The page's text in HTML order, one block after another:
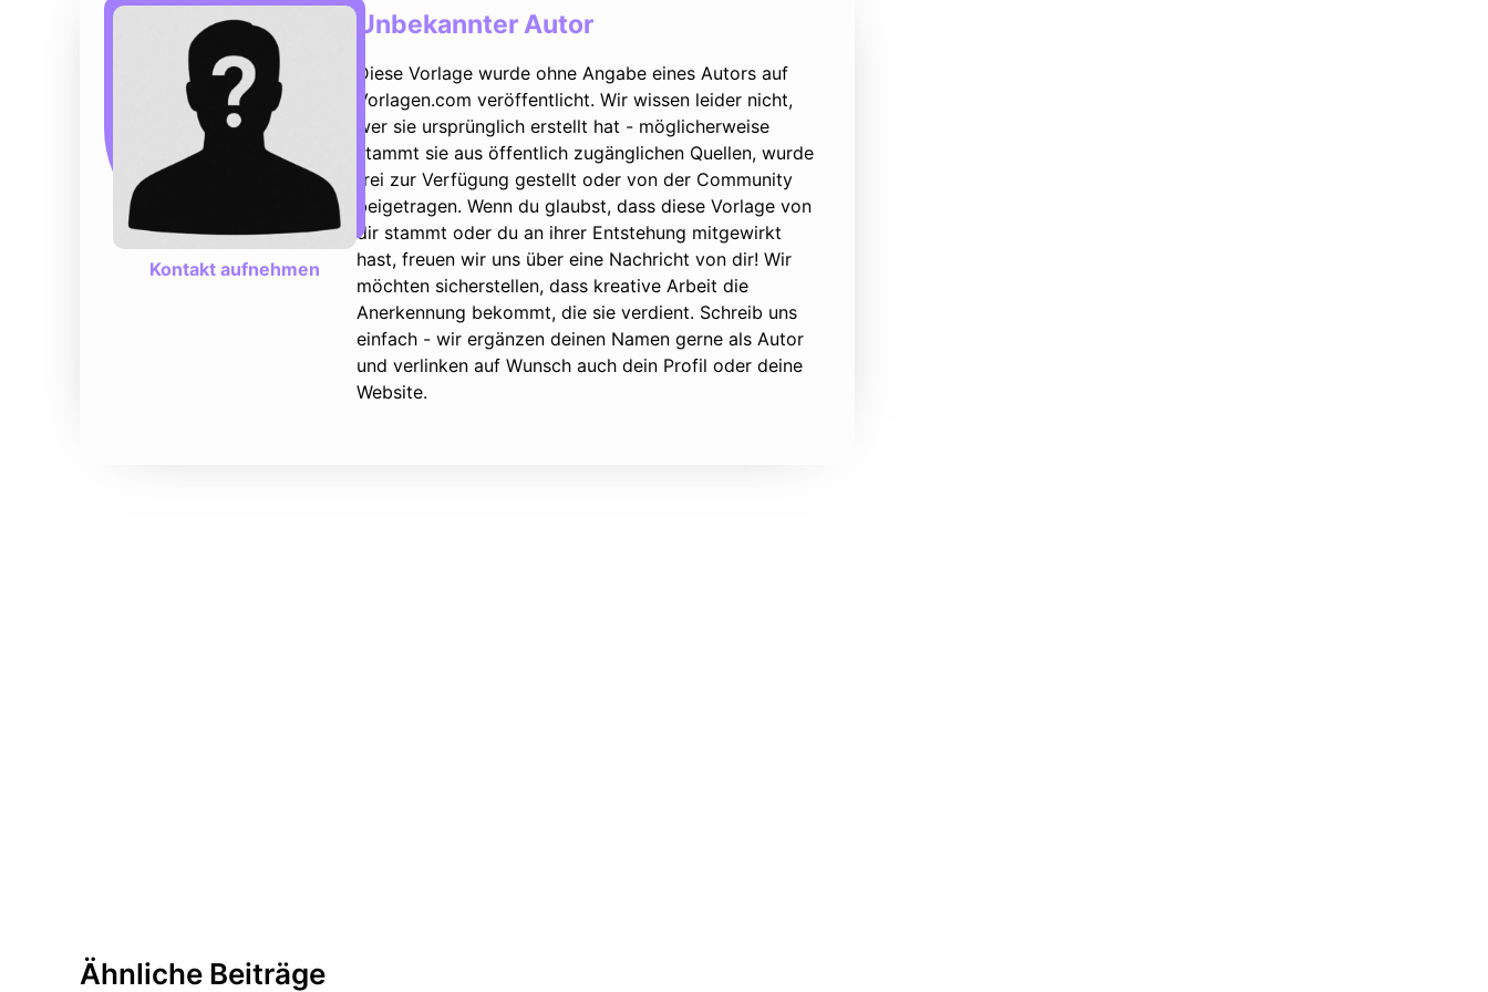
Kontakt aufnehmen
Unbekannter Autor
Diese Vorlage wurde ohne Angabe eines Autors auf
Vorlagen.com veröffentlicht. Wir wissen leider nicht,
wer sie ursprünglich erstellt hat - möglicherweise
stammt sie aus öffentlich zugänglichen Quellen, wurde
frei zur Verfügung gestellt oder von der Community
beigetragen. Wenn du glaubst, dass diese Vorlage von
dir stammt oder du an ihrer Entstehung mitgewirkt
hast, freuen wir uns über eine Nachricht von dir! Wir
möchten sicherstellen, dass kreative Arbeit die
Anerkennung bekommt, die sie verdient. Schreib uns
einfach - wir ergänzen deinen Namen gerne als Autor
und verlinken auf Wunsch auch dein Profil oder deine
Website.
Ähnliche Beiträge